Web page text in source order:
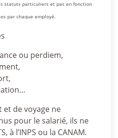
statuts particuliers et pas en fonction
par chaque employé.
ou perdiem,
de voyage ne
pour le salarié, ils ne
à l’INPS ou la CANAM.